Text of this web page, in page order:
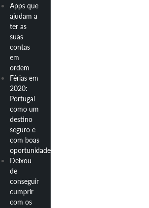
Apps que
ajudam a
ter as
suas
contas
em
ordem
Férias em
2020:
Portugal
como um
destino
seguro e
com boas
oportunidades
Deixou
de
conseguir
cumprir
com os